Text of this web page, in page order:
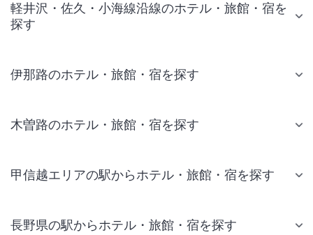
軽井沢・佐久・小海線沿線のホテル・旅館・宿を
探す
伊那路のホテル・旅館・宿を探す
木曽路のホテル・旅館・宿を探す
甲信越エリアの駅からホテル・旅館・宿を探す
長野県の駅からホテル・旅館・宿を探す